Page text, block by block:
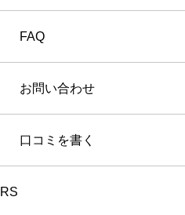
FAQ
お問い合わせ
口コミを書く